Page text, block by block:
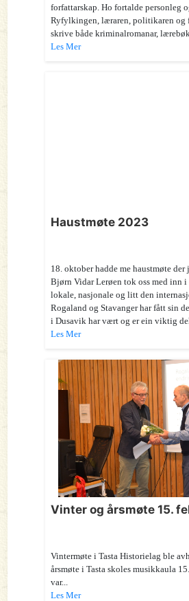
forfattarskap. Ho fortalde personleg
Ryfylkingen, læraren, politikaren og
skrive både kriminalromanar,
Les Mer
Haustmøte 2023
18. oktober hadde me haustmøte
Bjørn Vidar Lerøen tok oss med inn
lokale, nasjonale og litt den
Rogaland og Stavanger har fått sin
i Dusavik har vært og er ein viktig del
Les Mer
Vinter og årsmøte 15.
Vintermøte i Tasta Historielag ble
årsmøte i Tasta skoles musikkaula
var...
Les Mer